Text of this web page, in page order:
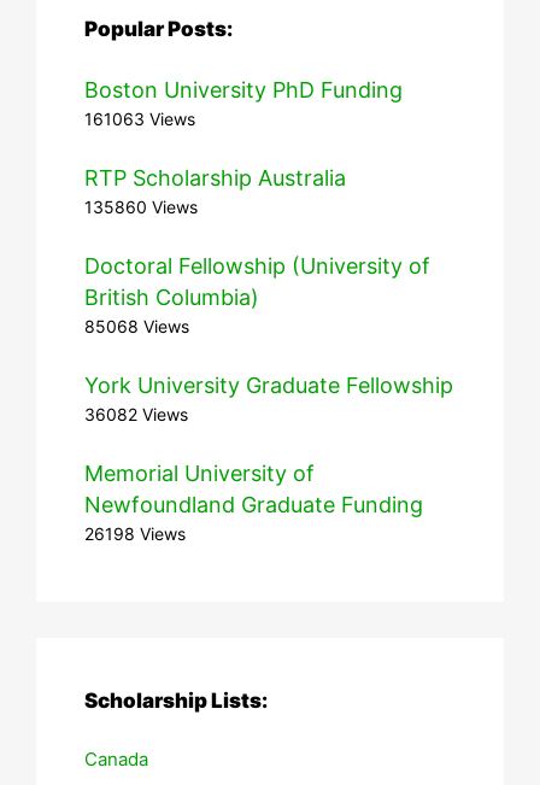
Popular Posts:
Boston University PhD Funding
161063 Views
RTP Scholarship Australia
135860 Views
Doctoral Fellowship (University of
British Columbia)
85068 Views
York University Graduate Fellowship
36082 Views
Memorial University of
Newfoundland Graduate Funding
26198 Views
Scholarship Lists:
Canada